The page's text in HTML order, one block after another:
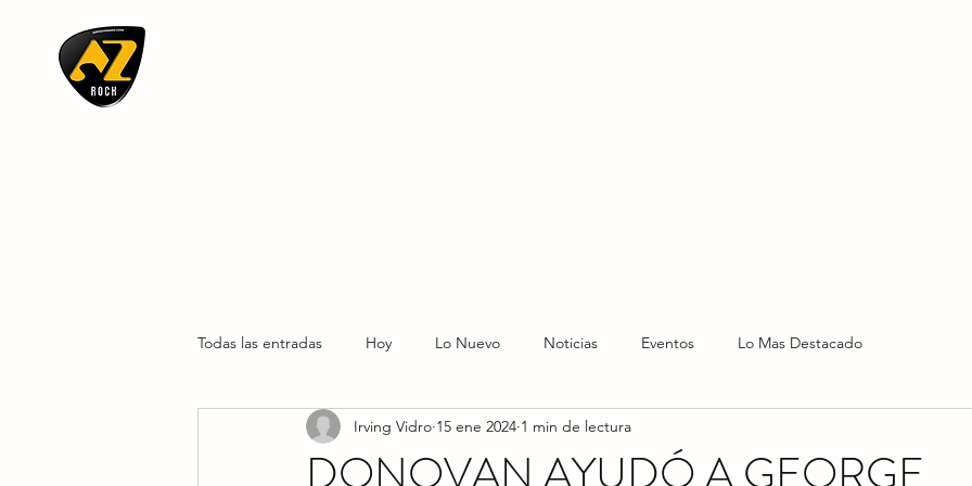
Todas las entradas Hoy Lo Nuevo Noticias Eventos Lo Mas Destacado
DONOVAN AYUDÓ A GEORGE
Irving Vidro 15 ene 2024 1 min de lectura